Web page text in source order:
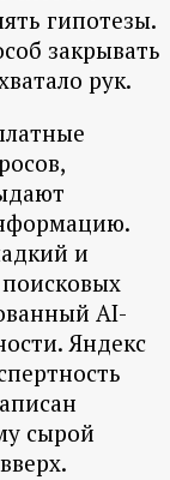
гипотезы.
закрывать
рук.
и
AI-
Яндекс
сырой